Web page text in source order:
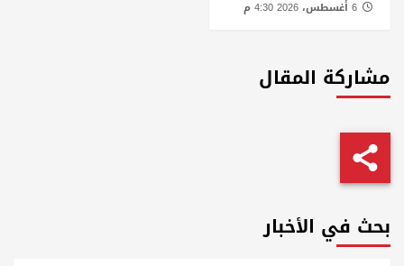
مشاركة المقال
بحث في الأخبار